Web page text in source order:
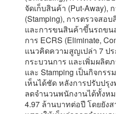
จัดเก็บสินค้า (Put-Away),
(Stamping), การตรวจสอ
และการขนสินค้าขึ้นรถขน
การ ECRS (Eliminate,
แนวคิดความสูญเปล่า 7 ป
กระบวนการ และเพิ่มผลิต
และ Stamping เป็นกิจกร
เห็นได้ชัด หลังการปรับปรุ
ลดจำนวนพนักงานได้ทั้งห
4.97 ล้านบาทต่อปี โดยยัง